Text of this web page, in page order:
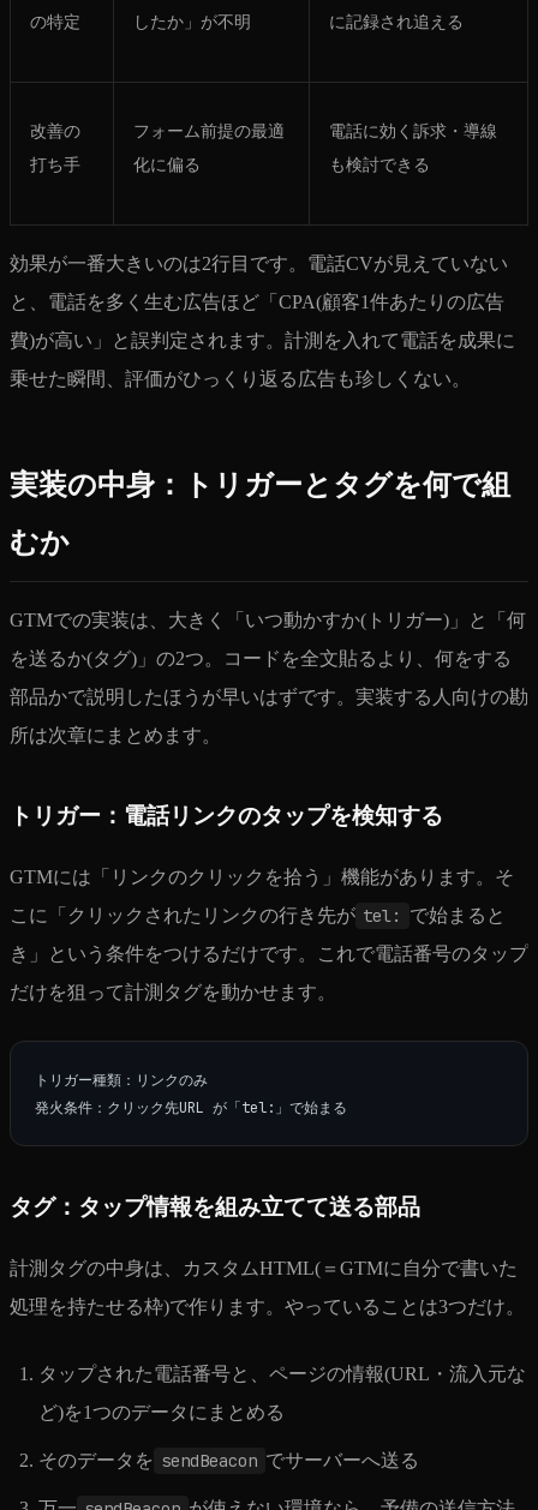
の特定
したか」が不明
に記録され追える
改善の
打ち手
フォーム前提の最適
化に偏る
電話に効く訴求・導線
も検討できる
効果が一番大きいのは2行目です。電話CVが見えていない
と、電話を多く生む広告ほど「CPA(顧客1件あたりの広告
費)が高い」と誤判定されます。計測を入れて電話を成果に
乗せた瞬間、評価がひっくり返る広告も珍しくない。
実装の中身：トリガーとタグを何で組
むか
GTMでの実装は、大きく「いつ動かすか(トリガー)」と「何
を送るか(タグ)」の2つ。コードを全文貼るより、何をする
部品かで説明したほうが早いはずです。実装する人向けの勘
所は次章にまとめます。
トリガー：電話リンクのタップを検知する
GTMには「リンクのクリックを拾う」機能があります。そ
こに「クリックされたリンクの行き先が tel:
で始まると
き」という条件をつけるだけです。これで電話番号のタップ
だけを狙って計測タグを動かせます。
トリガー種類：リンクのみ
タグ：タップ情報を組み立てて送る部品
計測タグの中身は、カスタムHTML(＝GTMに自分で書いた
処理を持たせる枠)で作ります。やっていることは3つだけ。
タップされた電話番号と、ページの情報(URL・流入元な
ど)を1つのデータにまとめる
そのデータを sendBeacon でサーバーへ送る